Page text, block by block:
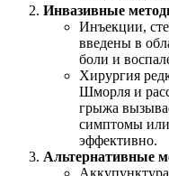
Инвазивные
Инъекции,
введены в
боли и
Хирургия
Шморля и
грыжа
симптомы или
эффективно.
Альтернативные